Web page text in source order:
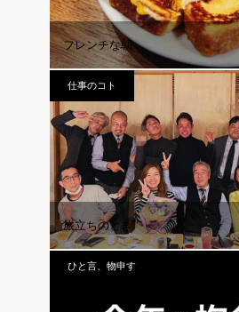
フレンチな朝
仕事のコト
旅立ちのとき
ひと言、物申す